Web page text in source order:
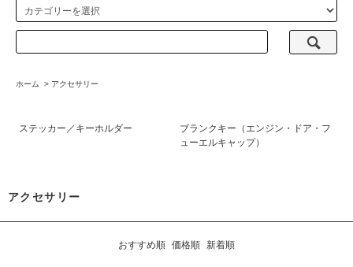
ホーム > アクセサリー
ステッカー／キーホルダー
ブランクキー（エンジン・ドア・フ
ューエルキャップ）
アクセサリー
おすすめ順 価格順 新着順